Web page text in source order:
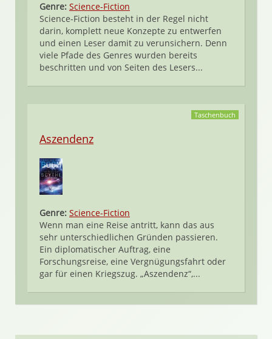
Genre: Science-Fiction
Science-Fiction besteht in der Regel nicht
darin, komplett neue Konzepte zu entwerfen
und einen Leser damit zu verunsichern. Denn
viele Pfade des Genres wurden bereits
beschritten und von Seiten des Lesers...
Taschenbuch
Aszendenz
Genre: Science-Fiction
Wenn man eine Reise antritt, kann das aus
sehr unterschiedlichen Gründen passieren.
Ein diplomatischer Auftrag, eine
Forschungsreise, eine Vergnügungsfahrt oder
gar für einen Kriegszug. „Aszendenz“,...